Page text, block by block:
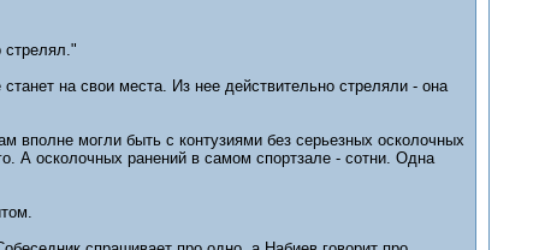
стрелял."
на свои места. Из нее действительно стреляли - она
вполне могли быть с контузиями без серьезных осколочных
А осколочных ранений в самом спортзале - сотни. Одна